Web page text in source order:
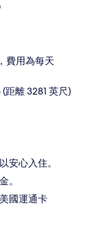
費用為每天
距離 3281 英尺)
安心入住。
。
國運通卡